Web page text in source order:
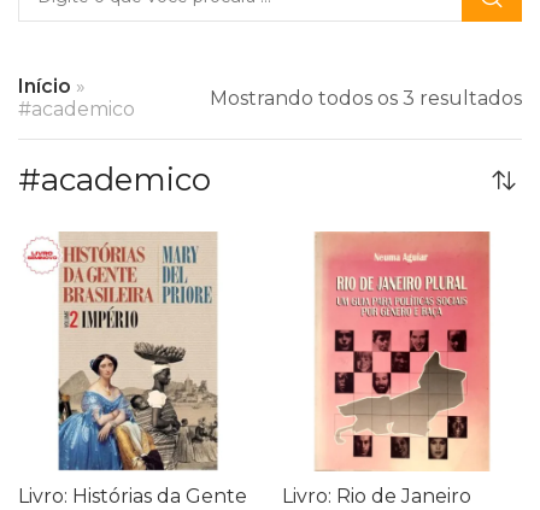
Início »
#academico
Mostrando todos os 3 resultados
#academico
Livro: Histórias da Gente
Livro: Rio de Janeiro